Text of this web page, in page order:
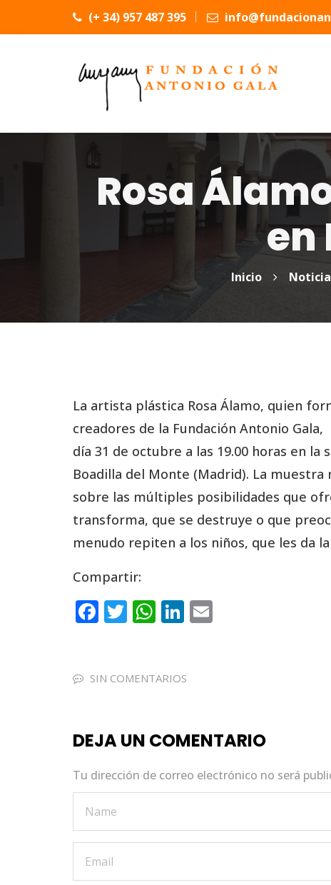
(+ 34) 957 487 395
Rosa
en
Inicio
La artista plástica Rosa Álamo, quien
creadores de la Fundación Antonio
día 31 de octubre a las 19.00 horas en
Boadilla del Monte (Madrid). La
sobre las múltiples posibilidades que
transforma, que se destruye o que
menudo repiten a los niños, que les da
Compartir:
F
e
o
k
T
te
W
ts
p
Li
e
SIN COMENTARIOS
DEJA UN COMENTARIO
Tu dirección de correo electrónico no será